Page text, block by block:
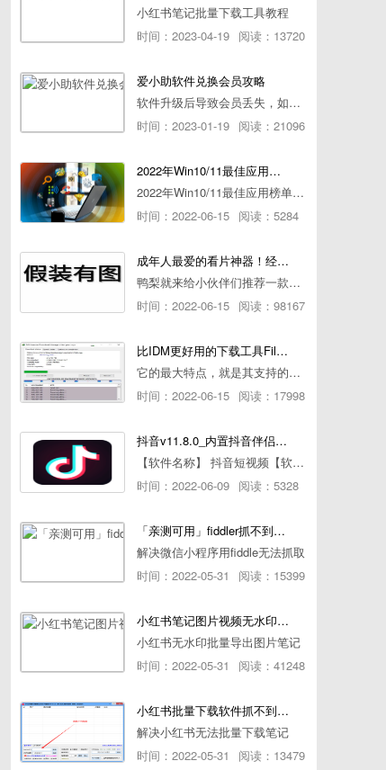
小红书笔记批量下载工具教程
时间：2023-04-19 阅读：13720
爱小助软件兑换会员攻略
软件升级后导致会员丢失，如何快速兑换会员详细攻略
时间：2023-01-19 阅读：21096
2022年Win10/11最佳应用榜单出炉！ 你都用过几个？
2022年Win10/11最佳应用榜单出炉！ 你都用过几个？
时间：2022-06-15 阅读：5284
成年人最爱的看片神器！经久耐用-白嫖全网资源
鸭梨就来给小伙伴们推荐一款经久耐用的良心播放器，资源齐全无广告，可以放心使用~
时间：2022-06-15 阅读：98167
比IDM更好用的下载工具File Centipede文件蜈蚣-秒杀迅雷-直接飞起！
它的最大特点，就是其支持的下载协议几乎是市面上最全面的，包括HTTP/FTP、BT种子、磁力链接，m3u8流任务（AES-128解密）。
时间：2022-06-15 阅读：17998
抖音v11.8.0_内置抖音伴侣/视频去水印
【软件名称】 抖音短视频【软件版本】 11.8.0【软件大小】 83.74M【是否Root】不需要【测试机型】PCML10 [oppo Reno Ace]【文字介绍】 抖音短视频app是一款很有意思娱
时间：2022-06-09 阅读：5328
「亲测可用」fiddler抓不到pc端微信小程序包解决方案
解决微信小程序用fiddle无法抓取
时间：2022-05-31
阅读：15399
小红书笔记图片视频无水印批量下载软件使用教程
小红书无水印批量导出图片笔记
时间：2022-05-31
阅读：41248
小红书批量下载软件抓不到authorId如何解决
解决小红书无法批量下载笔记
时间：2022-05-31
阅读：13479